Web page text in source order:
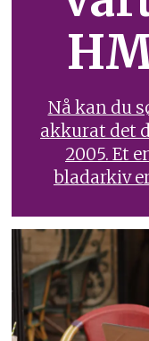
Nå kan du
akkurat det
2005. Et
bladarkiv